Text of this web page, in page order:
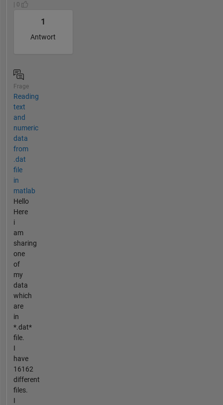
| 0
1
Antwort
Frage
Reading
text
and
numeric
data
from
.dat
file
in
matlab
Hello
Here
i
am
sharing
one
of
my
data
which
are
in
*.dat*
file.
I
have
16162
different
files.
I